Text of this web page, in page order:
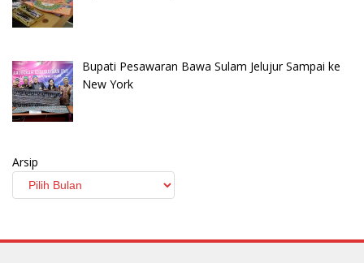
Bupati Pesawaran Bawa Sulam Jelujur Sampai ke
New York
Arsip